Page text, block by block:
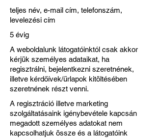
teljes név, e-mail cím, telefonszám,
levelezési cím
5 évig
A weboldalunk látogatóinktól csak akkor
kérjük személyes adataikat, ha
regisztrálni, bejelentkezni szeretnének,
illetve kérdőívek/űrlapok kitöltésében
szeretnének részt venni.
A regisztráció illetve marketing
szolgáltatásaink igénybevétele kapcsán
megadott személyes adatokat nem
kapcsolhatjuk össze és a látogatóink